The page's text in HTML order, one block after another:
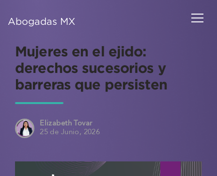
Abogadas MX
Mujeres en el ejido:
derechos sucesorios y
barreras que persisten
Elizabeth Tovar
25 de Junio, 2026